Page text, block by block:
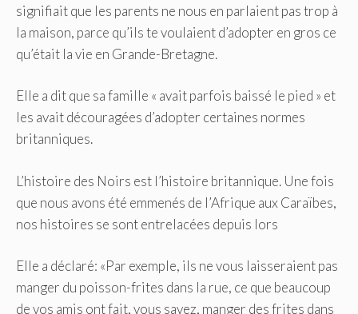
signifiait que les parents ne nous en parlaient pas trop à
la maison, parce qu’ils te voulaient d’adopter en gros ce
qu’était la vie en Grande-Bretagne.
Elle a dit que sa famille « avait parfois baissé le pied » et
les avait découragées d’adopter certaines normes
britanniques.
L’histoire des Noirs est l’histoire britannique. Une fois
que nous avons été emmenés de l’Afrique aux Caraïbes,
nos histoires se sont entrelacées depuis lors
Elle a déclaré: «Par exemple, ils ne vous laisseraient pas
manger du poisson-frites dans la rue, ce que beaucoup
de vos amis ont fait, vous savez, manger des frites dans